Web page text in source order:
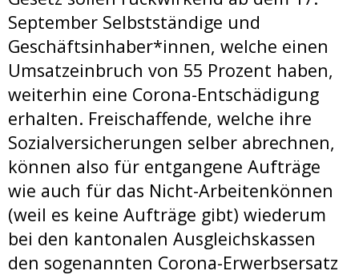
September Selbstständige und
Geschäftsinhaber*innen, welche einen
Umsatzeinbruch von 55 Prozent haben,
weiterhin eine Corona-Entschädigung
erhalten. Freischaffende, welche ihre
Sozialversicherungen selber abrechnen,
können also für entgangene Aufträge
wie auch für das Nicht-Arbeitenkönnen
(weil es keine Aufträge gibt) wiederum
bei den kantonalen Ausgleichskassen
den sogenannten Corona-Erwerbsersatz